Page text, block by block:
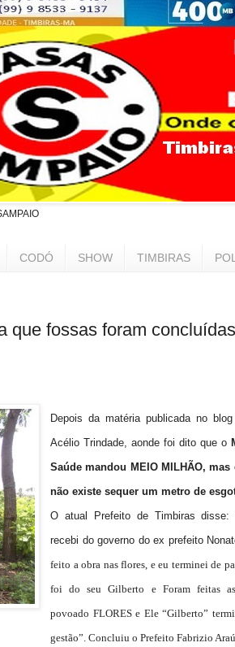
CODÓ SHOW TIMBIRAS
que fossas foram
Depois da matéria publicada no
Acélio Trindade, aonde foi dito que o
Saúde mandou MEIO MILHÃO,
não existe sequer um metro de
O atual Prefeito de Timbiras disse:
recebi do governo do ex prefeito
feito a obra nas flores, e eu terminei de
foi do seu Gilberto e Foram feitas
povoado FLORES e Ele “Gilberto”
gestão”. Concluiu o Prefeito Fabrizio